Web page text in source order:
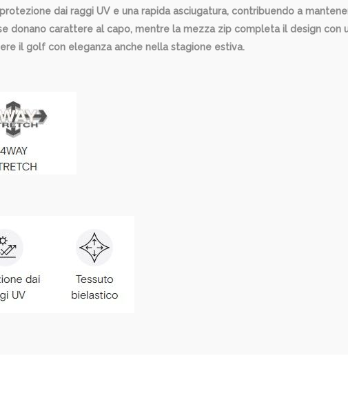
dai raggi UV e una rapida asciugatura, contribuendo a
donano carattere al capo, mentre la mezza zip completa il design con
il golf con eleganza anche nella stagione estiva.